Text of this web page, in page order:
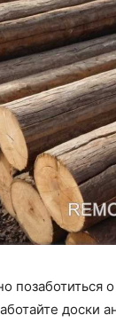
позаботиться
доски